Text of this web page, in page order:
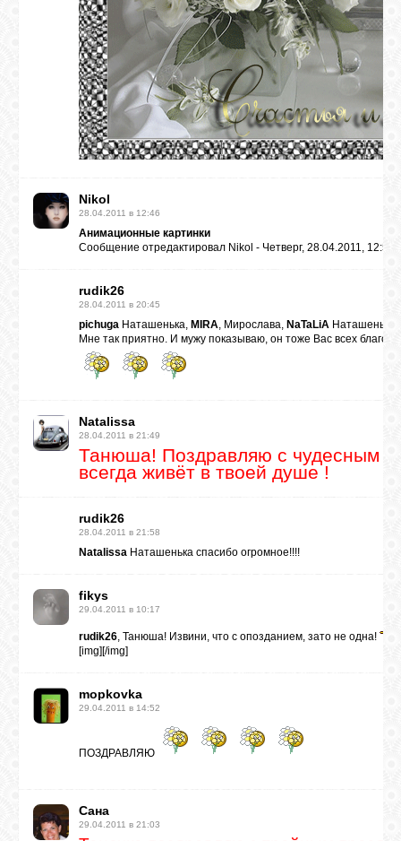
Nikol
28.04.2011 в 12:46
Анимационные картинки
Сообщение отредактировал Nikol - Четверг, 28.04.2011, 12:50
rudik26
28.04.2011 в 20:45
pichuga Наташенька, MIRA, Мирослава, NaTaLiA Наташенька,
Мне так приятно. И мужу показываю, он тоже Вас всех
Natalissa
28.04.2011 в 21:49
Танюша! Поздравляю с чудесным
всегда живёт в твоей душе !
rudik26
28.04.2011 в 21:58
Natalissa Наташенька спасибо огромное!!!!
fikys
29.04.2011 в 10:17
rudik26, Танюша! Извини, что с опозданием, зато не одна!
[img][/img]
mopkovka
29.04.2011 в 14:52
ПОЗДРАВЛЯЮ
Сана
29.04.2011 в 21:03